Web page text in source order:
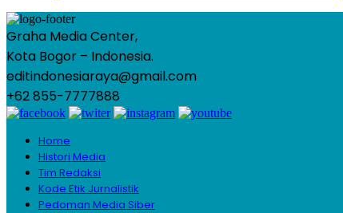
Graha Media Center,
Kota Bogor – Indonesia.
editindonesiaraya@gmail.com
+62 855-7777888
Home
Histori Media
Tim Redaksi
Kode Etik Jurnalistik
Pedoman Media Siber